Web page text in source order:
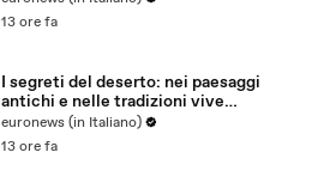
13 ore fa
I segreti del deserto: nei paesaggi
antichi e nelle tradizioni vive
dell'Uzbekistan
euronews (in Italiano)
13 ore fa